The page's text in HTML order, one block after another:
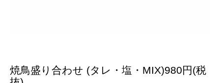
焼鳥盛り合わせ (タレ・塩・MIX)980円(税